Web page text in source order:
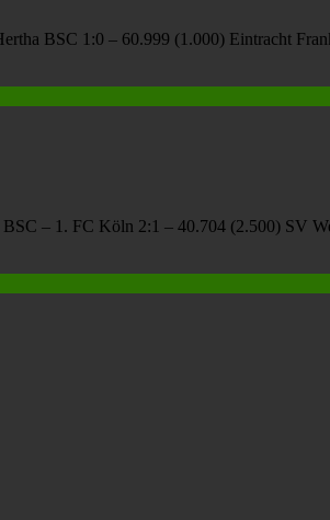
BSC 1:0 – 60.999 (1.000) Eintracht
– 1. FC Köln 2:1 – 40.704 (2.500) SV